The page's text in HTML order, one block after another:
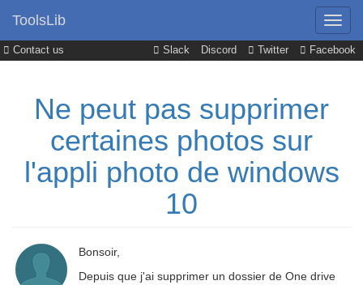
Contact us Slack Discord Twitter Facebook
ToolsLib
Ne peut pas supprimer
certaines photos sur
l'appli photo de windows
10
Bonsoir,
Depuis que j'ai supprimer un dossier de One drive